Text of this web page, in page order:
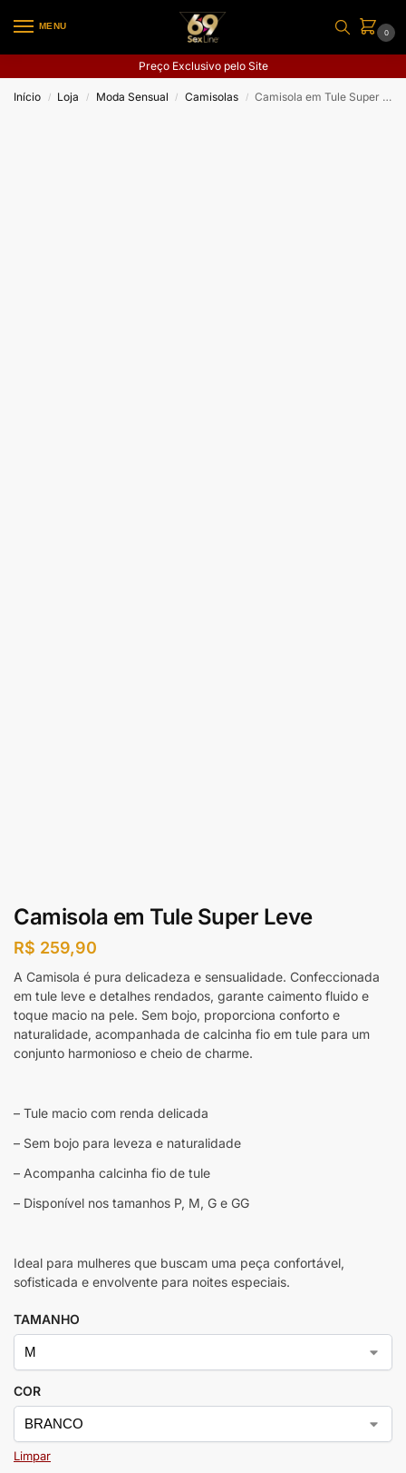
MENU
0
Preço Exclusivo pelo Site
Início / Loja / Moda Sensual / Camisolas / Camisola em Tule Super Leve
Camisola em Tule Super Leve
R$ 259,90
A Camisola é pura delicadeza e sensualidade. Confeccionada
em tule leve e detalhes rendados, garante caimento fluido e
toque macio na pele. Sem bojo, proporciona conforto e
naturalidade, acompanhada de calcinha fio em tule para um
conjunto harmonioso e cheio de charme.
– Tule macio com renda delicada
– Sem bojo para leveza e naturalidade
– Acompanha calcinha fio de tule
– Disponível nos tamanhos P, M, G e GG
Ideal para mulheres que buscam uma peça confortável,
sofisticada e envolvente para noites especiais.
TAMANHO
COR
Limpar